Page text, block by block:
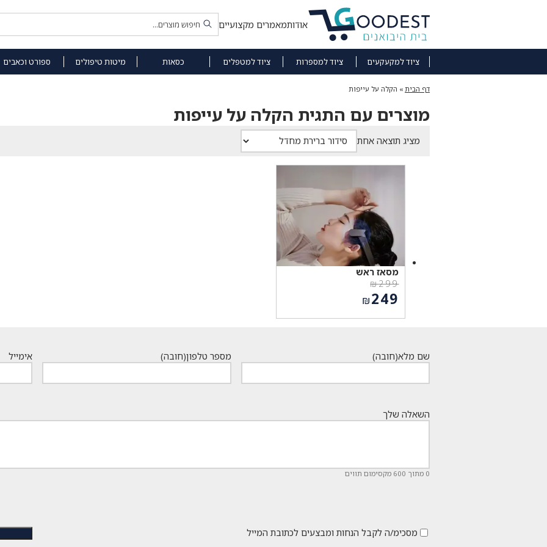
אודותמאמרים מקצועיים
ציוד למקעקעים ציוד למספרות ציוד למטפלים כסאות מיטות טיפולים ספורט וכאבים
דף הבית » הקלה על עייפות
מוצרים עם התגית הקלה על עייפות
מציג תוצאה אחת
מסאז ראש
₪299
המחיר
המקורי
היה:
₪249
שם מלא(חובה) מספר טלפון(חובה) אימייל
השאלה שלך
0 מתוך 600 מקסימום תווים
מסכימ/ה לקבל הנחות ומבצעים לכתובת המייל